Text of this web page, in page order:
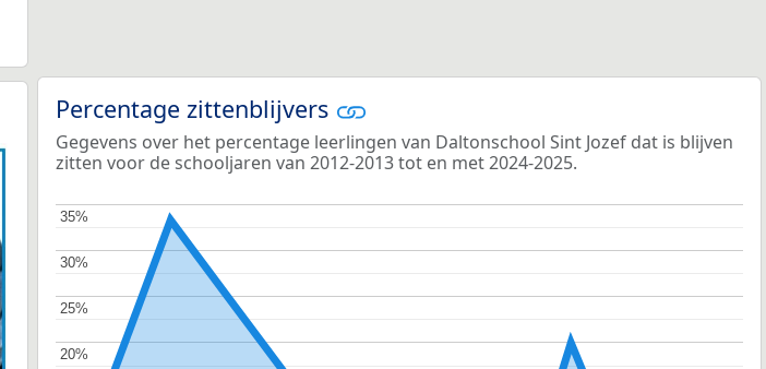
Percentage zittenblijvers
Gegevens over het percentage leerlingen van Daltonschool Sint Jozef dat is blijven
zitten voor de schooljaren van 2012-2013 tot en met 2024-2025.
20%
20%
25%
25%
30%
30%
35%
35%